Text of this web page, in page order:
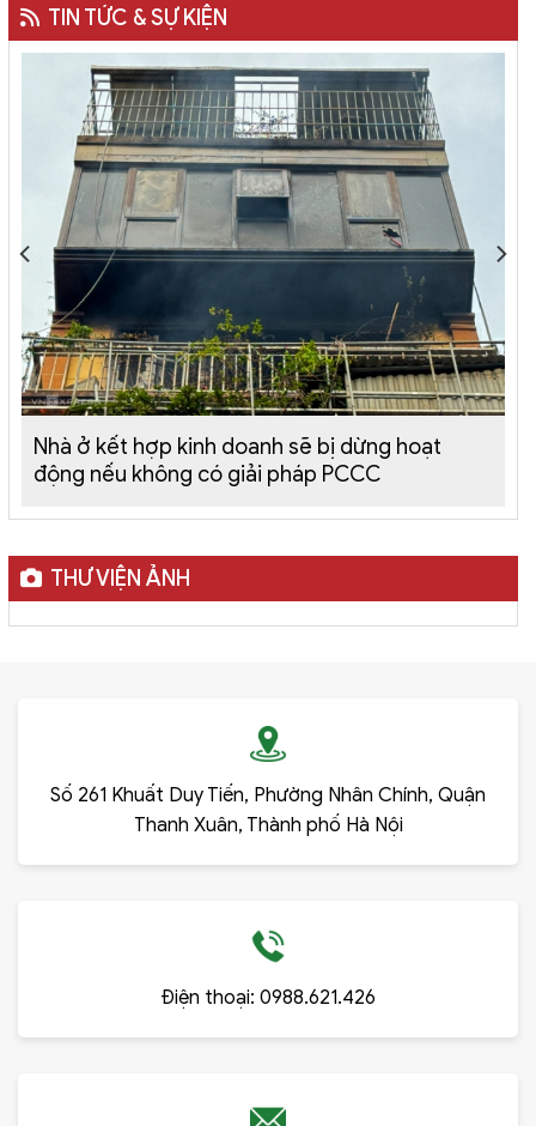
TIN TỨC & SỰ KIỆN
Nhà ở kết hợp kinh doanh sẽ bị dừng hoạt
động nếu không có giải pháp PCCC
THƯ VIỆN ẢNH
Số 261 Khuất Duy Tiến, Phường Nhân Chính, Quận
Thanh Xuân, Thành phố Hà Nội
Điện thoại: 0988.621.426